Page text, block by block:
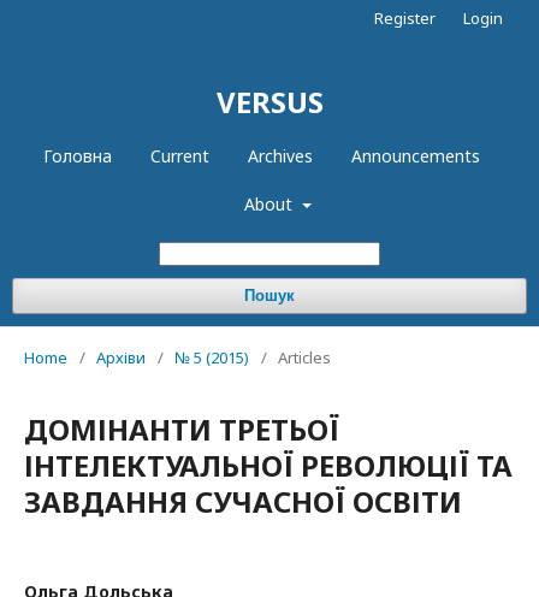
VERSUS
Головна Current Archives Announcements
About
Пошук
Register Login
Home / Архіви / № 5 (2015) / Articles
ДОМІНАНТИ ТРЕТЬОЇ
ІНТЕЛЕКТУАЛЬНОЇ РЕВОЛЮЦІЇ ТА
ЗАВДАННЯ СУЧАСНОЇ ОСВІТИ
Ольга Дольська